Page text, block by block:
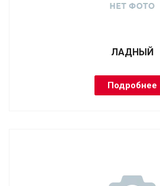
ЛАДНЫЙ
Подробнее